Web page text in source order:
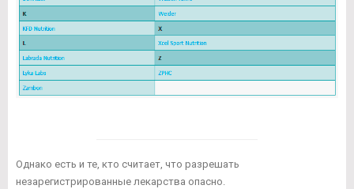
Однако есть и те, кто считает, что разрешать
незарегистрированные лекарства опасно.